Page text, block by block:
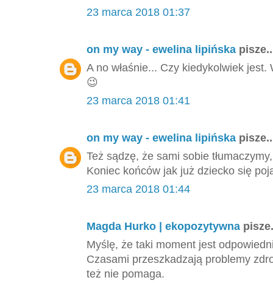
23 marca 2018 01:37
on my way - ewelina lipińska
A no właśnie... Czy kiedykolwiek
😉
23 marca 2018 01:41
on my way - ewelina lipińska
Też sądzę, że sami sobie
Koniec końców jak już dziecko się
23 marca 2018 01:44
Magda Hurko | ekopozytywna
Myślę, że taki moment jest
Czasami przeszkadzają problemy
też nie pomaga.